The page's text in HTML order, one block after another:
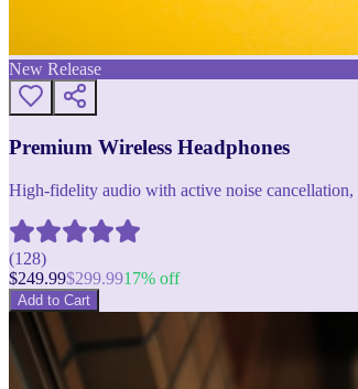
New Release
Premium Wireless Headphones
High-fidelity audio with active noise cancellation,
(128)
$249.99$299.9917% off
Add to Cart